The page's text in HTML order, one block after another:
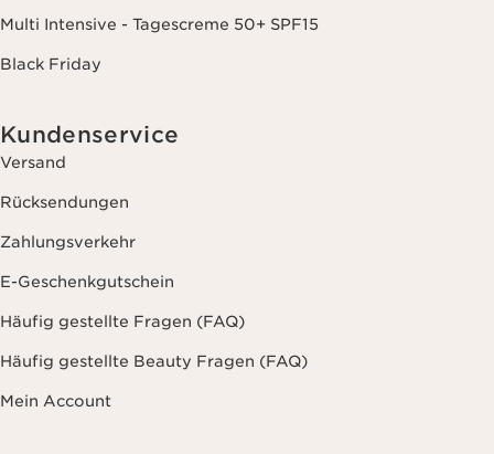
Multi Intensive - Tagescreme 50+ SPF15
Black Friday
Kundenservice
Versand
Rücksendungen
Zahlungsverkehr
E-Geschenkgutschein
Häufig gestellte Fragen (FAQ)
Häufig gestellte Beauty Fragen (FAQ)
Mein Account